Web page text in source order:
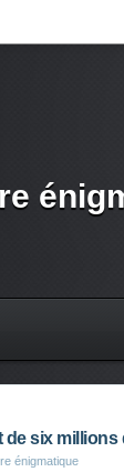
de six
énigmatique